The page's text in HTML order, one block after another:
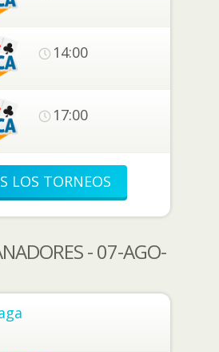
14:00
17:00
LOS TORNEOS
- 07-AGO-